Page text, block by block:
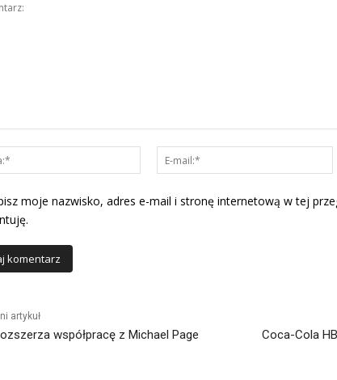
Nazwa:*
moje nazwisko, adres e-mail i stronę internetową w tej
artykuł
współpracę z Michael Page
Coca-Cola